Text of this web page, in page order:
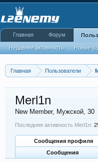
Главная Пользователи
Merl1n
New Member, Мужской, 30
Последняя активность Merl1n:
Сообщения профиля
Сообщения
Главная Форум
Недавняя активность Новые